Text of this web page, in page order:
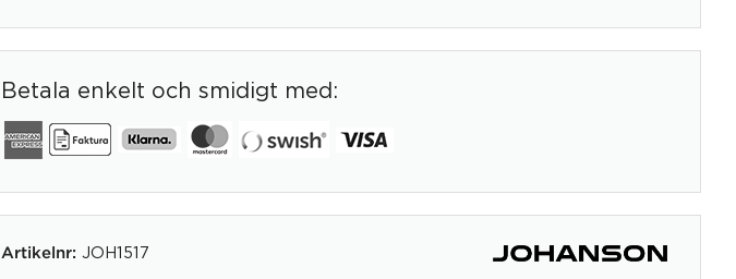
72/U-
-
1
mängd
Betala enkelt och smidigt med:
Artikelnr: JOH1517